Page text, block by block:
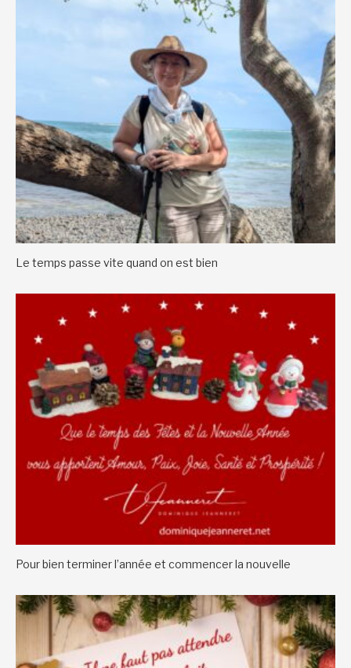
Le temps passe vite quand on est bien
Pour bien terminer l’année et commencer la nouvelle